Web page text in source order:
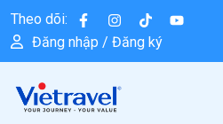
Theo dõi:
Đăng nhập / Đăng ký